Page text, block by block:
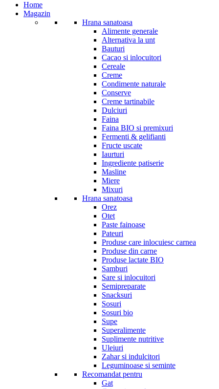
Home
Magazin
Hrana sanatoasa
Alimente generale
Alternativa la unt
Bauturi
Cacao si inlocuitori
Cereale
Creme
Condimente naturale
Conserve
Creme tartinabile
Dulciuri
Faina
Faina BIO si premixuri
Fermenti & gelifianti
Fructe uscate
Iaurturi
Ingrediente patiserie
Masline
Miere
Mixuri
Hrana sanatoasa
Orez
Otet
Paste fainoase
Pateuri
Produse care inlocuiesc carnea
Produse din carne
Produse lactate BIO
Samburi
Sare si inlocuitori
Semipreparate
Snacksuri
Sosuri
Sosuri bio
Supe
Superalimente
Suplimente nutritive
Uleiuri
Zahar si indulcitori
Leguminoase si seminte
Recomandat pentru
Gat